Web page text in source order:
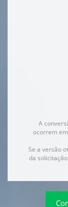
A
ocorrem
Se a versão
da